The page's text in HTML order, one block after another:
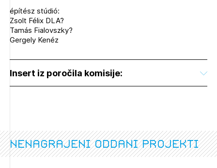
építész stúdió:
Zsolt Félix DLA?
Tamás Fialovszky?
Gergely Kenéz
Insert iz poročila komisije:
nenagrajeni oddani projekti